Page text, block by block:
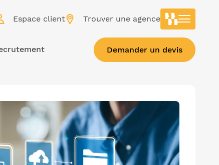
Espace client Trouver une agence
Demander un devis